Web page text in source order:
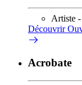
Artiste
Découvrir
Acrobate